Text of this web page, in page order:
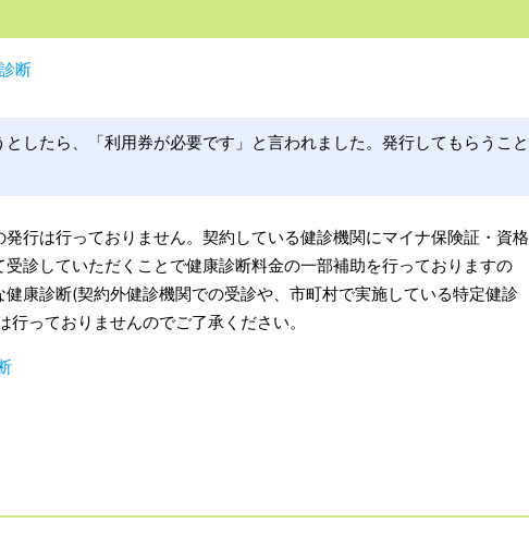
断
したら、「利用券が必要です」と言われました。発行してもらうこと
発行は行っておりません。契約している健診機関にマイナ保険証・資格
受診していただくことで健康診断料金の一部補助を行っておりますの
健康診断(契約外健診機関での受診や、市町村で実施している特定健診
行っておりませんのでご了承ください。